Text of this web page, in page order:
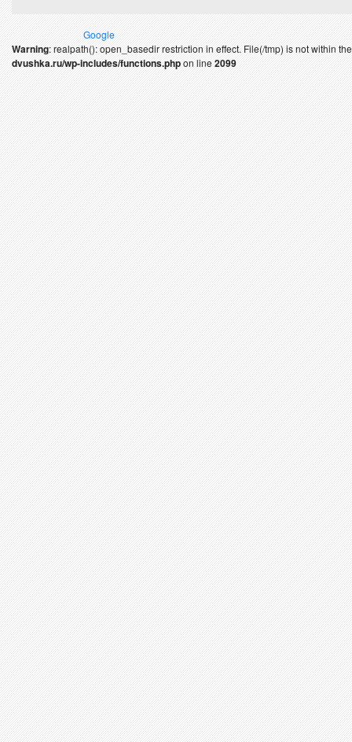
Google
Warning: realpath(): open_basedir restriction in effect. File(/tmp) is not within
dvushka.ru/wp-includes/functions.phpon line2099